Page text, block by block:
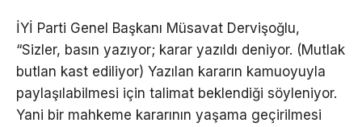
İYİ Parti Genel Başkanı Müsavat Dervişoğlu,
“Sizler, basın yazıyor; karar yazıldı deniyor. (Mutlak
butlan kast ediliyor) Yazılan kararın kamuoyuyla
paylaşılabilmesi için talimat beklendiği söyleniyor.
Yani bir mahkeme kararının yaşama geçirilmesi